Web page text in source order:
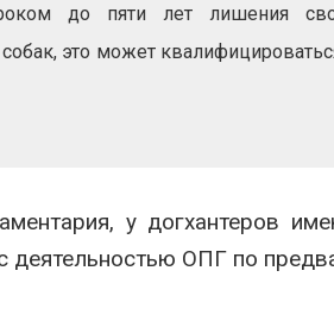
до пяти лет лишения
это может
у догхантеров
деятельностью ОПГ по
Авг 5, 2026